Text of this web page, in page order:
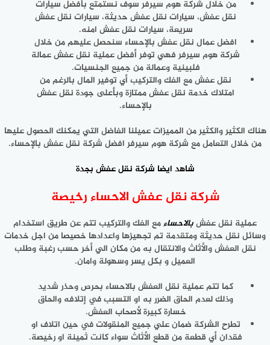
من خلال شركة هوم سيرفر سوف نستمتع بأفضل سيارات
نقل عفش، سيارات نقل عفش حديثة، سيارات نقل عفش
سريعة، سيارات نقل عفش امنه.
افضل عمال نقل عفش بالإحساء سنحصل عليهم من خلال
شركة هوم سيرفر فهي توفر أفضل عملية نقل عفش عمالة
فلبينية وعمالة من جميع الجنسيات.
نقل عفش مع الفك والتركيب أي توفير المال بالرغم من
امتلاك خدمة نقل عفش ممتازة وبأعلى جودة نقل عفش
بالإحساء.
هناك الكثير والكثير من المميزات عميلنا الفاضل التي يمكنك الحصول عليها
من خلال التعامل مع شركة هوم سيرفر افضل شركة نقل عفش بالإحساء.
شاهد ايضا شركة نقل عفش بجدة
شركة نقل عفش الاحساء رخيصة
عملية نقل عفشبالاحساءمع الفك والتركيب تتم عن طريق استخدام
وسائل نقل حديثة ومتقدمة تم تجهيزها واعدادها خصيصا من اجل خدمات
نقل العفش والأثاث والانتقال به من مكان الي أخر حسب رغبة وطلب
العميل و بكل يسر وسهولة وامان.
كما تتم عملية نقل العفش بالاحساء بحرص وحذر شديد
وذلك لعدم الحاق الضرر به او التسبب في إتلافه والحاق
خسارة كبيرة لأصحاب العفش.
تطرح الشركة ضمان علي جميع المنقولات في حين اتلاف او
فقدان أي قطعة من قطع الأثاث سواء كانت ثمينة او رخيصة.